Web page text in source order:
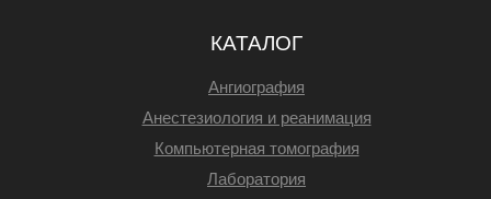
КАТАЛОГ
Ангиография
Анестезиология и реанимация
Компьютерная томография
Лаборатория